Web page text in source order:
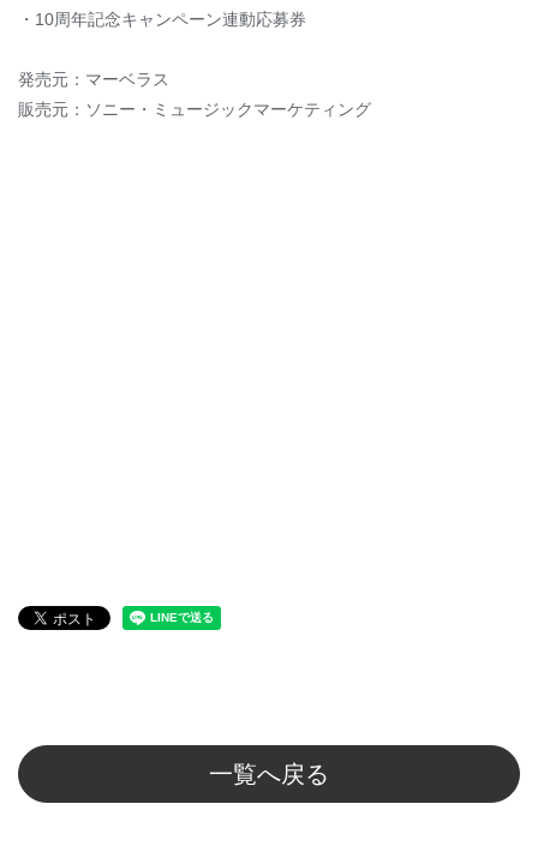
・10周年記念キャンペーン連動応募券
発売元：マーベラス
販売元：ソニー・ミュージックマーケティング
一覧へ戻る